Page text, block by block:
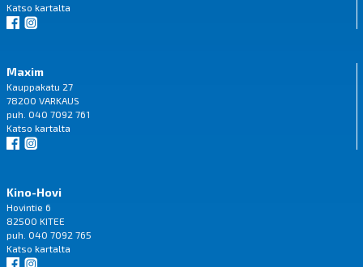
Katso kartalta
Maxim
Kauppakatu 27
78200 VARKAUS
puh. 040 7092 761
Katso kartalta
Kino-Hovi
Hovintie 6
82500 KITEE
puh. 040 7092 765
Katso kartalta